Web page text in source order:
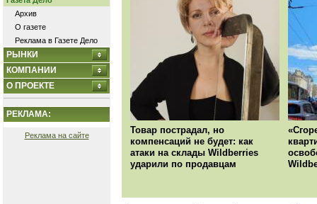
Архив
О газете
Реклама в Газете Дело
РЫНКИ
КОМПАНИИ
О ПРОЕКТЕ
РЕКЛАМА:
Реклама на сайте
Товар пострадал, но
компенсаций не будет: как
атаки на склады Wildberries
ударили по продавцам